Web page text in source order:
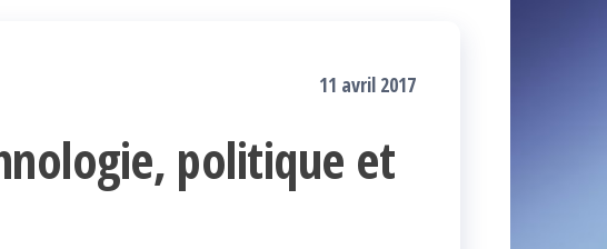
11 avril 2017
politique et